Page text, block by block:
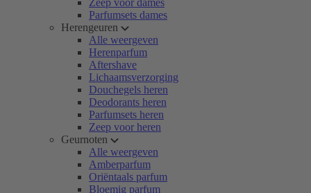
Zeep voor dames
Parfumsets dames
Herengeuren
Alle weergeven
Herenparfum
Aftershave
Lichaamsverzorging
Douchegels heren
Deodorants heren
Parfumsets heren
Zeep voor heren
Geurnoten
Alle weergeven
Amberparfum
Oriëntaals parfum
Bloemig parfum